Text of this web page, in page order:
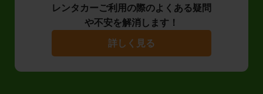
レンタカーご利用の際のよくある疑問
や不安を解消します！
詳しく見る